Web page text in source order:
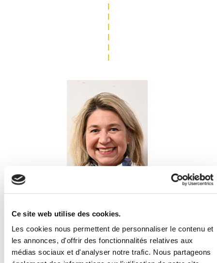
Ce site web utilise des cookies.
Les cookies nous permettent de personnaliser le contenu et
les annonces, d'offrir des fonctionnalités relatives aux
médias sociaux et d'analyser notre trafic. Nous partageons
|
|
|
|
|
|
Conseillère municipale
Déléguée à la création de projets évènementiels, au devoir de
mémoire et à l'accueil des nouveaux habitants